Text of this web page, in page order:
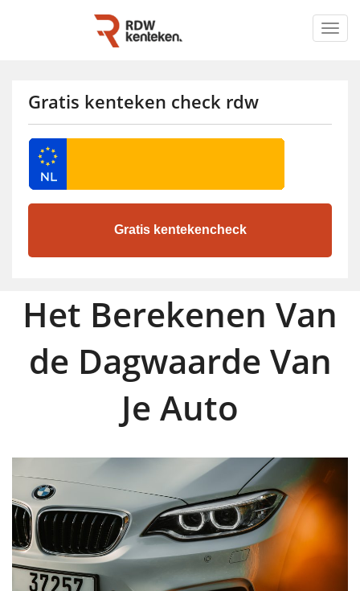
Gratis kenteken check rdw
Het Berekenen Van
de Dagwaarde Van
Je Auto